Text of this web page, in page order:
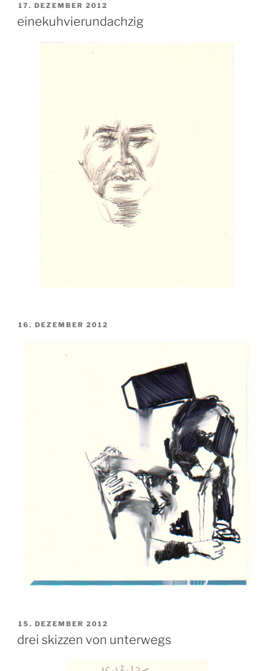
VERÖFFENTLICHT
AM
17. DEZEMBER 2012
einekuhvierundachzig
VERÖFFENTLICHT
16. DEZEMBER 2012
VERÖFFENTLICHT
AM
15. DEZEMBER 2012
drei skizzen von unterwegs